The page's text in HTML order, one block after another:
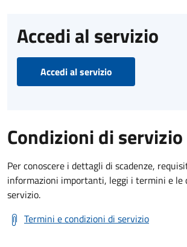
Accedi al servizio
Accedi al servizio
Condizioni di servizio
Per conoscere i dettagli di scadenze,
informazioni importanti, leggi i termini e le
servizio.
Termini e condizioni di servizio